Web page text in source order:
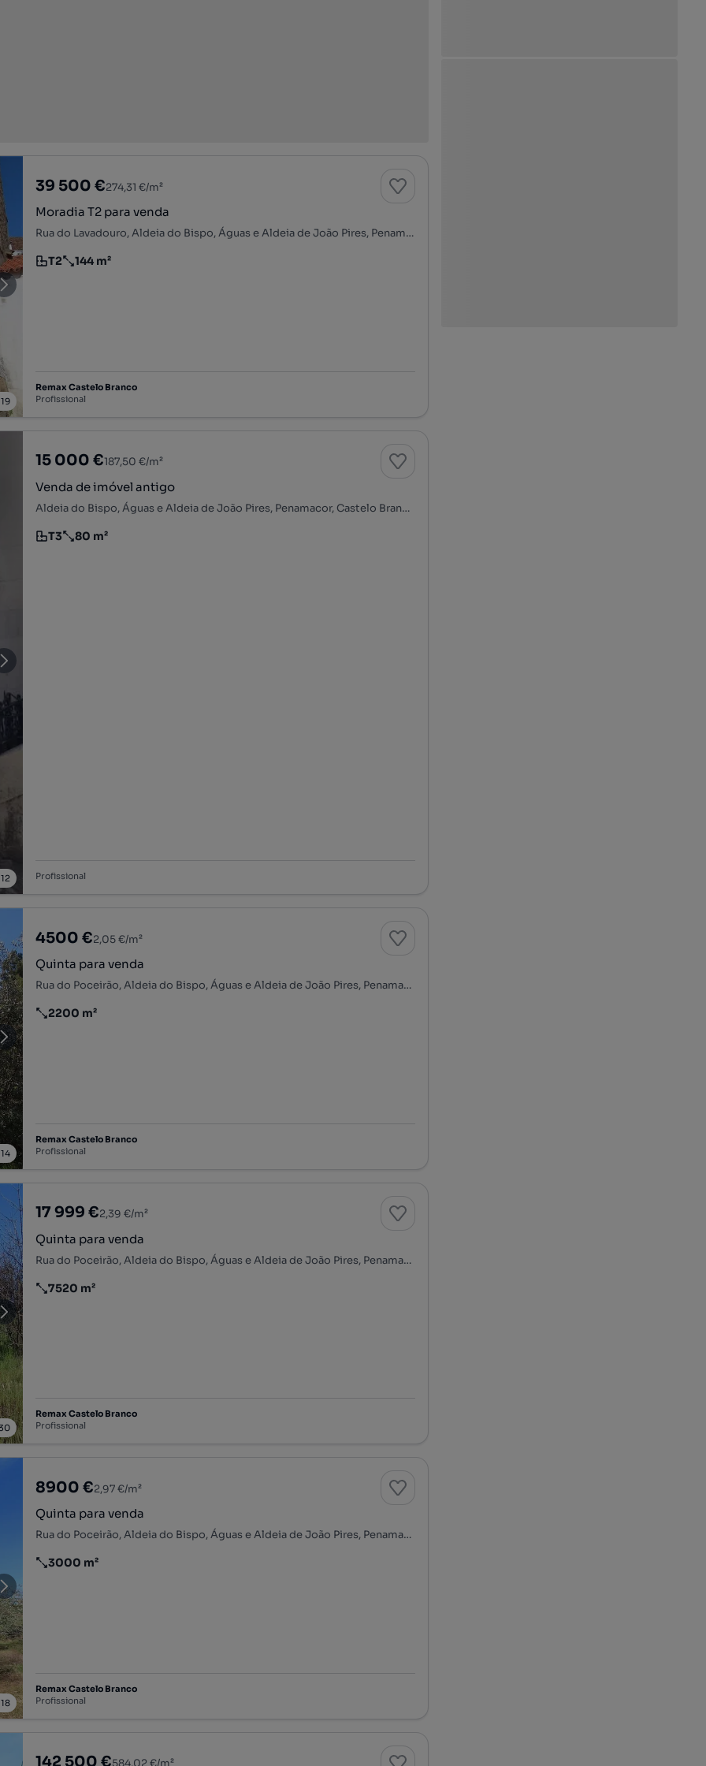
19
39 500 €274,31 €/m²
Moradia T2 para venda
Rua do Lavadouro, Aldeia do Bispo, Águas e Aldeia de João Pires, Penamacor, Castelo Branco
Tipologia
T2
Preço por metro quadrado
144 m²
Remax Castelo Branco
Profissional
12
15 000 €187,50 €/m²
Venda de imóvel antigo
Aldeia do Bispo, Águas e Aldeia de João Pires, Penamacor, Castelo Branco
Tipologia
T3
Preço por metro quadrado
80 m²
Profissional
14
4500 €2,05 €/m²
Quinta para venda
Rua do Poceirão, Aldeia do Bispo, Águas e Aldeia de João Pires, Penamacor, Castelo Branco
Preço por metro quadrado
2200 m²
Remax Castelo Branco
Profissional
17 999 €2,39 €/m²
Quinta para venda
Rua do Poceirão, Aldeia do Bispo, Águas e Aldeia de João Pires, Penamacor, Castelo Branco
Preço por metro quadrado
7520 m²
Remax Castelo Branco
Profissional
18
8900 €2,97 €/m²
Quinta para venda
Rua do Poceirão, Aldeia do Bispo, Águas e Aldeia de João Pires, Penamacor, Castelo Branco
Preço por metro quadrado
3000 m²
Remax Castelo Branco
Profissional
142 500 €